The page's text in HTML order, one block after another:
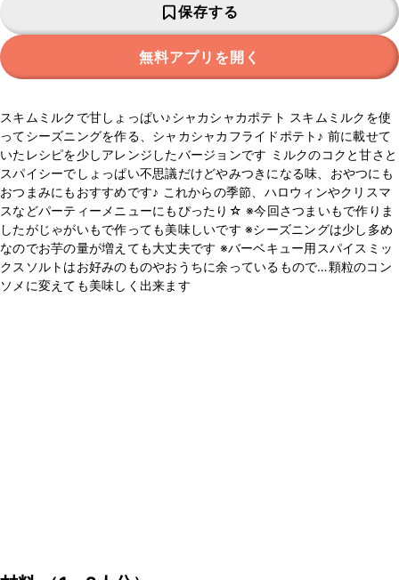
保存する
無料アプリを開く
スキムミルクで甘しょっぱい♪シャカシャカポテト スキムミルクを使
ってシーズニングを作る、シャカシャカフライドポテト♪ 前に載せて
いたレシピを少しアレンジしたバージョンです ミルクのコクと甘さと
スパイシーでしょっぱい不思議だけどやみつきになる味、おやつにも
おつまみにもおすすめです♪ これからの季節、ハロウィンやクリスマ
スなどパーティーメニューにもぴったり☆ ※今回さつまいもで作りま
したがじゃがいもで作っても美味しいです ※シーズニングは少し多め
なのでお芋の量が増えても大丈夫です ※バーベキュー用スパイスミッ
クスソルトはお好みのものやおうちに余っているもので…顆粒のコン
ソメに変えても美味しく出来ます